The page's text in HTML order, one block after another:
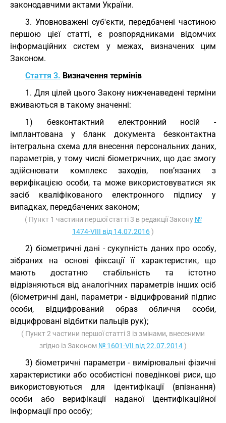
законодавчими актами України.
3. Уповноважені суб'єкти, передбачені частиною
першою цієї статті, є розпорядниками відомчих
інформаційних систем у межах, визначених цим
Законом.
Стаття 3. Визначення термінів
1. Для цілей цього Закону нижченаведені терміни
вживаються в такому значенні:
1) безконтактний електронний носій -
імплантована у бланк документа безконтактна
інтегральна схема для внесення персональних даних,
параметрів, у тому числі біометричних, що дає змогу
здійснювати комплекс заходів, пов’язаних з
верифікацією особи, та може використовуватися як
засіб кваліфікованого електронного підпису у
випадках, передбачених законом;
( Пункт 1 частини першої статті 3 в редакції Закону №
1474-VIII від 14.07.2016)
2) біометричні дані - сукупність даних про особу,
зібраних на основі фіксації її характеристик, що
мають достатню стабільність та істотно
відрізняються від аналогічних параметрів інших осіб
(біометричні дані, параметри - відцифрований підпис
особи, відцифрований образ обличчя особи,
відцифровані відбитки пальців рук);
( Пункт 2 частини першої статті 3 із змінами, внесеними
згідно із Законом № 1601-VII від 22.07.2014)
3) біометричні параметри - вимірювальні фізичні
характеристики або особистісні поведінкові риси, що
використовуються для ідентифікації (впізнання)
особи або верифікації наданої ідентифікаційної
інформації про особу;